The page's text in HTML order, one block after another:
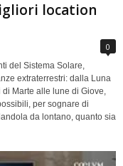
location
0
del Sistema Solare,
extraterrestri: dalla Luna
Marte alle lune di Giove,
per sognare di
da lontano, quanto sia